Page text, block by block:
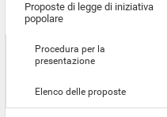
Proposte di legge di iniziativa
popolare
Procedura per la
presentazione
Elenco delle proposte